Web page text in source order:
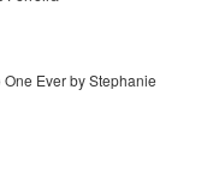
Ever by Stephanie